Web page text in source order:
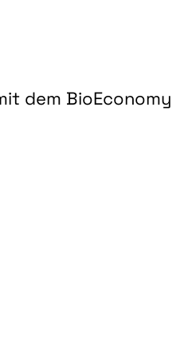
dem BioEconomy
für biobasierte